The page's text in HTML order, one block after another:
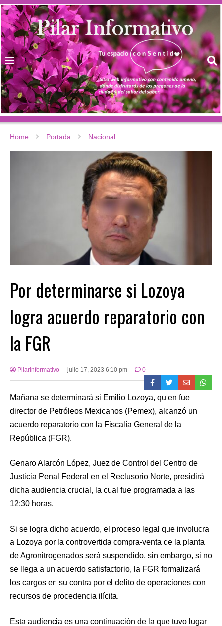
Home Portada Nacional
Por determinarse si Lozoya
logra acuerdo reparatorio con
la FGR
PilarInformativo julio 17, 2023 6:10 pm 0
Mañana se determinará si Emilio Lozoya, quien fue
director de Petróleos Mexicanos (Pemex), alcanzó un
acuerdo reparatorio con la Fiscalía General de la
República (FGR).
Genaro Alarcón López, Juez de Control del Centro de
Justicia Penal Federal en el Reclusorio Norte, presidirá
dicha audiencia crucial, la cual fue programada a las
12:30 horas.
Si se logra dicho acuerdo, el proceso legal que involucra
a Lozoya por la controvertida compra-venta de la planta
de Agronitrogenados será suspendido, sin embargo, si no
se llega a un acuerdo satisfactorio, la FGR formalizará
los cargos en su contra por el delito de operaciones con
recursos de procedencia ilícita.
Esta audiencia es una continuación de la que tuvo lugar